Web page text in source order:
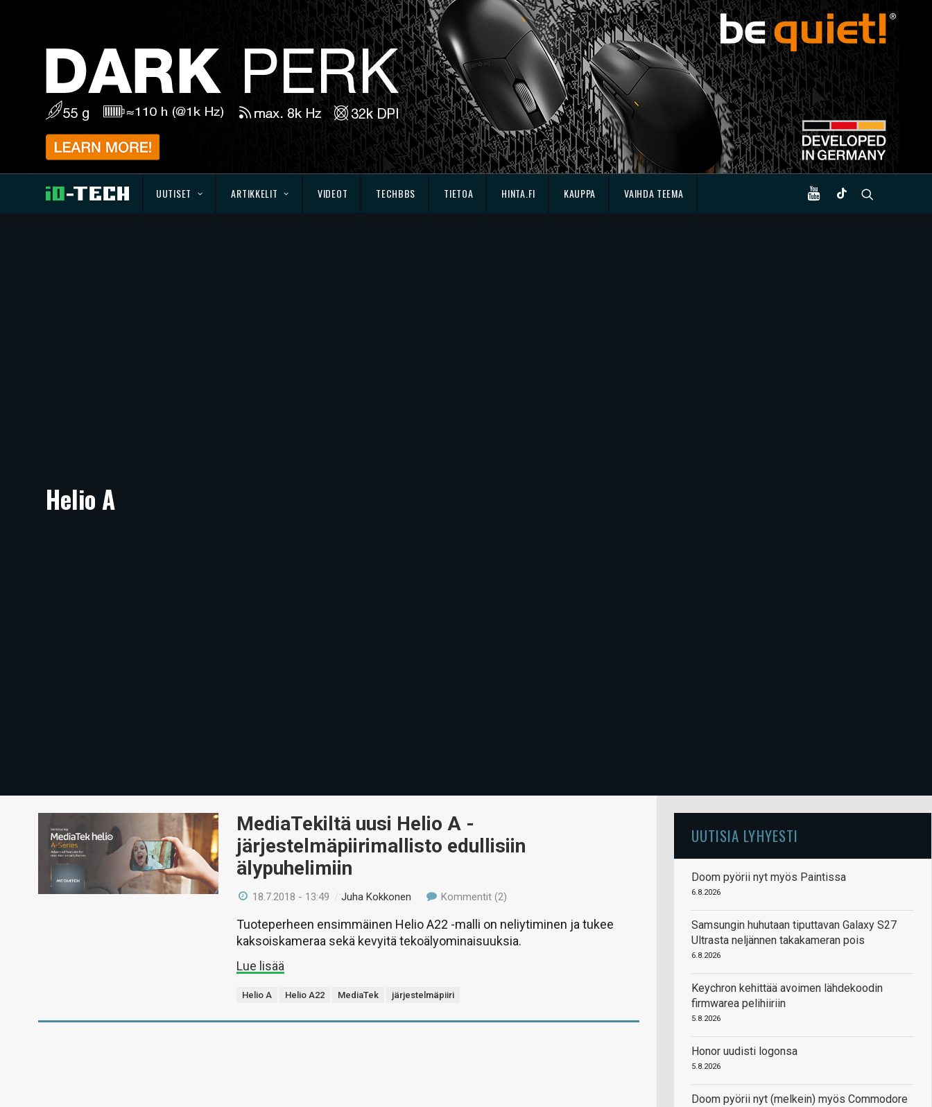
UUTISET ARTIKKELIT VIDEOT TECHBBS TIETOA HINTA.FI KAUPPA VAIHDA TEEMA
Helio A
MediaTekiltä uusi Helio A -
järjestelmäpiirimallisto edullisiin
älypuhelimiin
18.7.2018 - 13:49 /Juha Kokkonen Kommentit (2)
Tuoteperheen ensimmäinen Helio A22 -malli on neliytiminen ja tukee
kaksoiskameraa sekä kevyitä tekoälyominaisuuksia.
Lue lisää
Helio A Helio A22 MediaTek järjestelmäpiiri
UUTISIA LYHYESTI
Doom pyörii nyt myös Paintissa
6.8.2026
Samsungin huhutaan tiputtavan Galaxy S27
Ultrasta neljännen takakameran pois
6.8.2026
Keychron kehittää avoimen lähdekoodin
firmwarea pelihiiriin
5.8.2026
Honor uudisti logonsa
5.8.2026
Doom pyörii nyt (melkein) myös Commodore